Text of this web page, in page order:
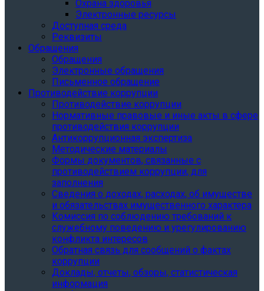
Охрана здоровья
Электронные ресурсы
Доступная среда
Реквизиты
Обращения
Обращения
Электронные обращения
Письменное обращение
Противодействие коррупции
Противодействие коррупции
Нормативные правовые и иные акты в сфере
противодействия коррупции
Антикоррупционная экспертиза
Методические материалы
Формы документов, связанные с
противодействием коррупции, для
заполнения
Сведения о доходах, расходах, об имуществе
и обязательствах имущественного характера
Комиссия по соблюдению требований к
служебному поведению и урегулированию
конфликта интересов
Обратная связь для сообщений о фактах
коррупции
Доклады, отчеты, обзоры, статистическая
информация